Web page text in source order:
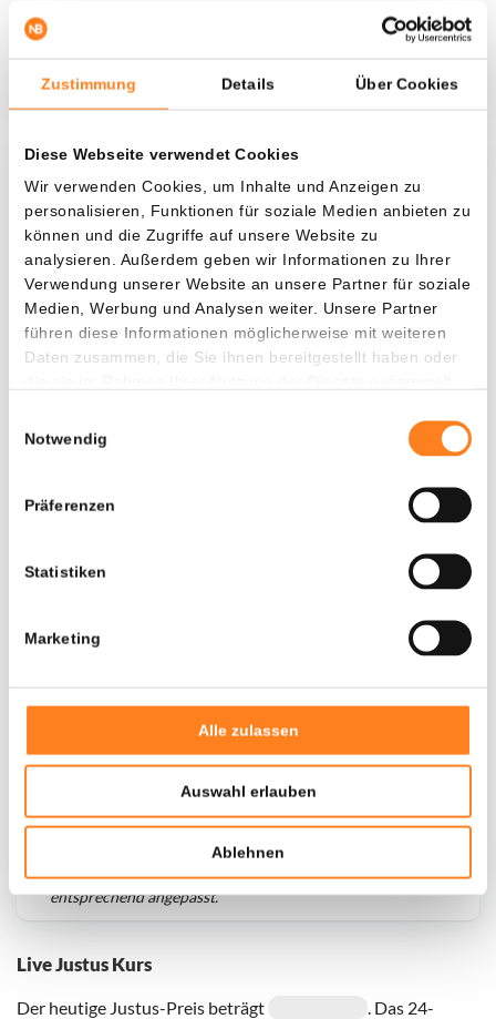
Zustimmung Details Über Cookies
Diese Webseite verwendet Cookies
Wir verwenden Cookies, um Inhalte und Anzeigen zu
personalisieren, Funktionen für soziale Medien anbieten zu
können und die Zugriffe auf unsere Website zu
analysieren. Außerdem geben wir Informationen zu Ihrer
Verwendung unserer Website an unsere Partner für soziale
Medien, Werbung und Analysen weiter. Unsere Partner
führen diese Informationen möglicherweise mit weiteren
Daten zusammen, die Sie ihnen bereitgestellt haben oder
Notwendig
Präferenzen
Statistiken
Marketing
Alle zulassen
Auswahl erlauben
Ablehnen
Live Justus Kurs
Der heutige Justus-Preis beträgt
. Das 24-
Was, wenn ich...?
Zie hoeveel waarde je vandaag zou hebben als
je dollar-cost averaging had toegepast op
verschillende cryptocurrencies.
Hätte investiert In
$
- 0,00%
haben wir historische Daten seit
das hypothetische erste Investitionsdatum wurde
entsprechend angepasst.
3,70%